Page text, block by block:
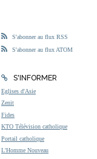
S'abonner au flux RSS
S'abonner au flux ATOM
S'INFORMER
Eglises d'Asie
Zenit
Fides
KTO Télévision catholique
Portail catholique
L'Homme Nouveau